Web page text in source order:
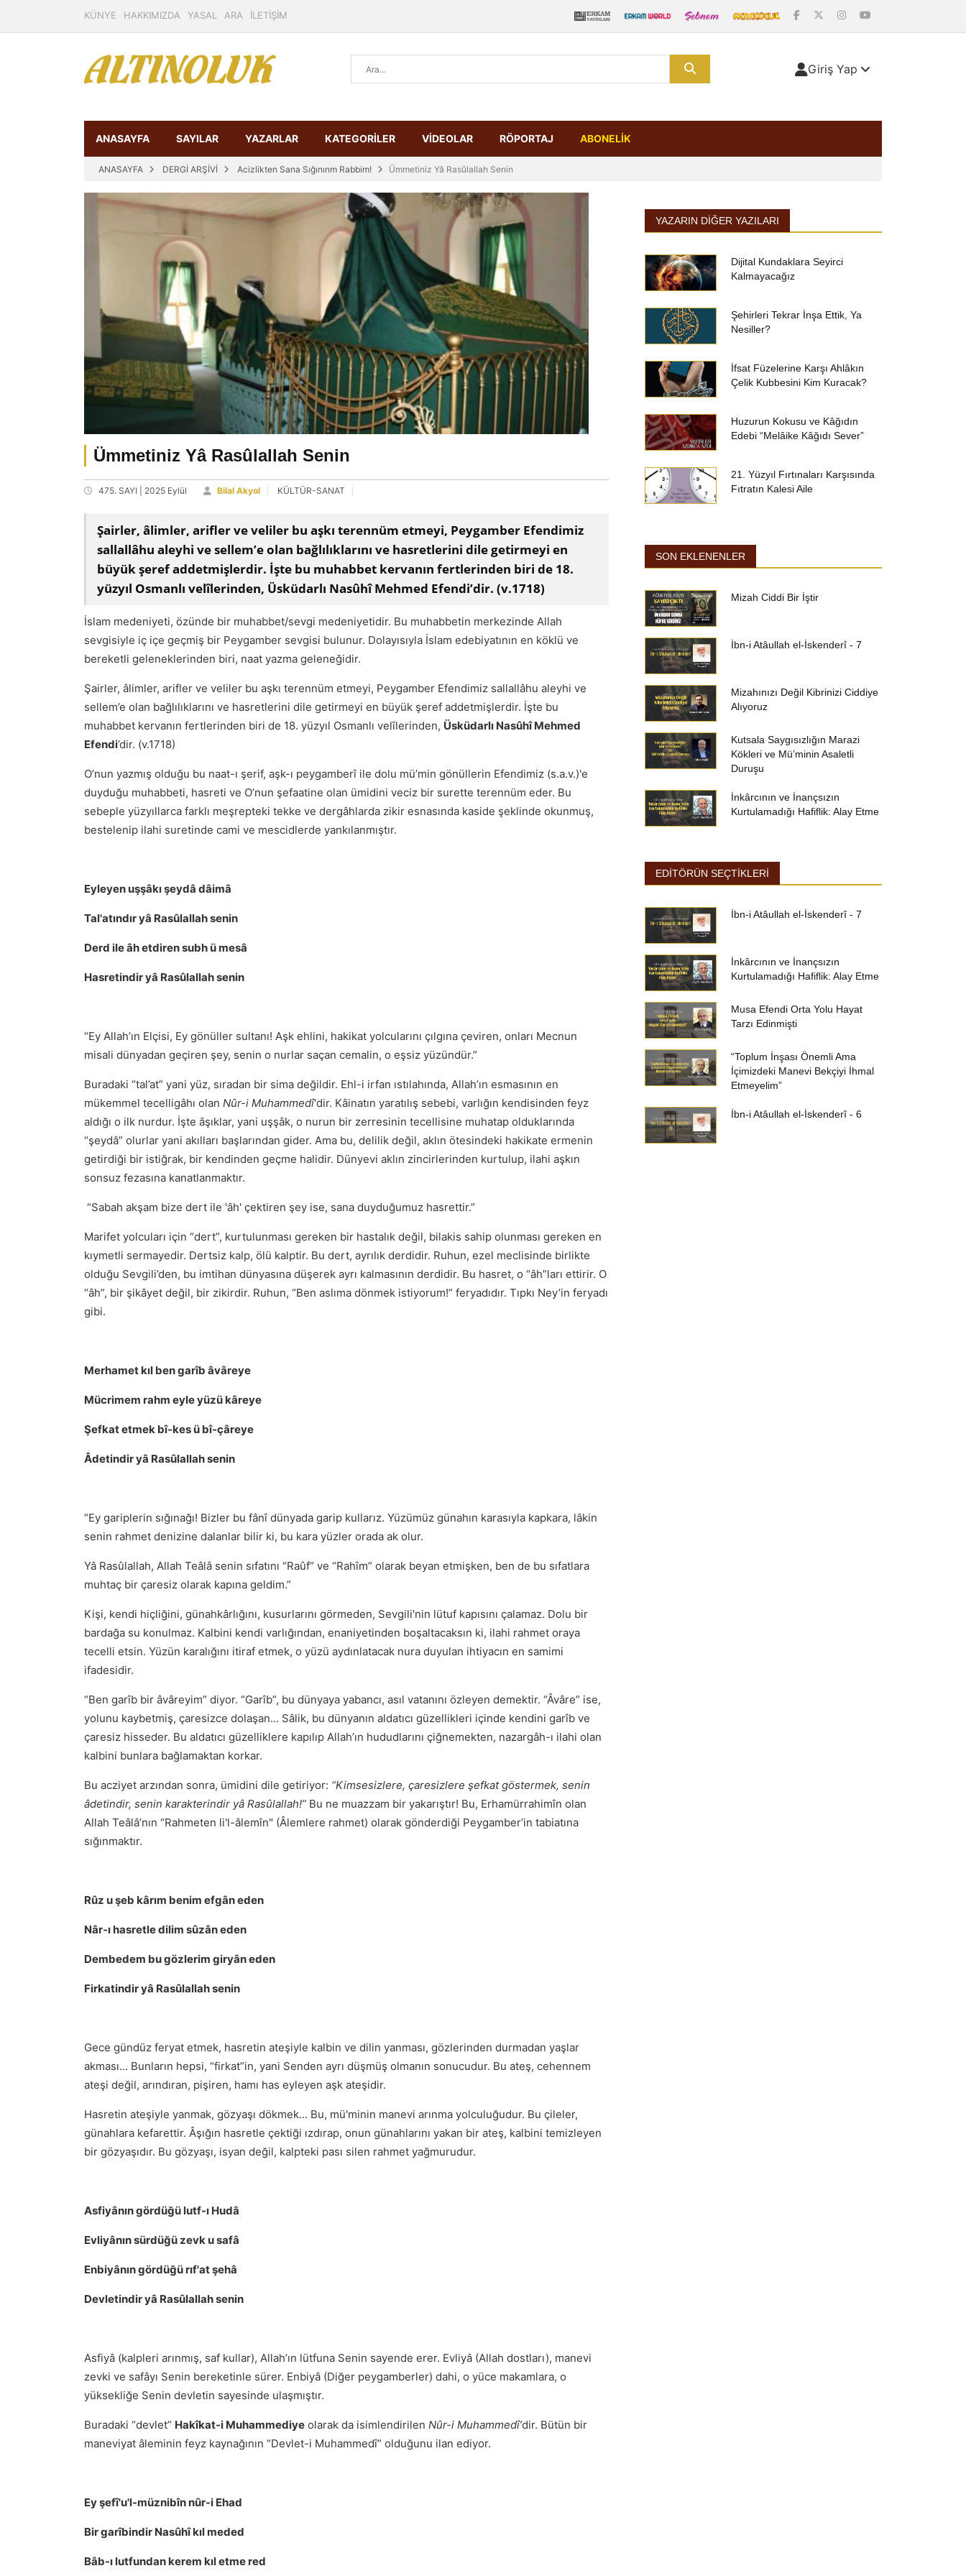
KÜNYE HAKKIMIZDA YASAL ARA İLETİŞİM
Giriş Yap
ANASAYFA SAYILAR YAZARLAR KATEGORİLER VİDEOLAR RÖPORTAJ ABONELİK
ANASAYFA DERGİ ARŞİVİ Acizlikten Sana Sığınırım Rabbim! Ümmetiniz Yâ Rasûlallah Senin
Ümmetiniz Yâ Rasûlallah Senin
475. SAYI | 2025 Eylül Bilal Akyol KÜLTÜR-SANAT
Şairler, âlimler, arifler ve veliler bu aşkı terennüm etmeyi, Peygamber Efendimiz
sallallâhu aleyhi ve sellem’e olan bağlılıklarını ve hasretlerini dile getirmeyi en
büyük şeref addetmişlerdir. İşte bu muhabbet kervanın fertlerinden biri de 18.
yüzyıl Osmanlı velîlerinden, Üsküdarlı Nasûhî Mehmed Efendi’dir. (v.1718)
İslam medeniyeti, özünde bir muhabbet/sevgi medeniyetidir. Bu muhabbetin merkezinde Allah
sevgisiyle iç içe geçmiş bir Peygamber sevgisi bulunur. Dolayısıyla İslam edebiyatının en köklü ve
bereketli geleneklerinden biri, naat yazma geleneğidir.
Şairler, âlimler, arifler ve veliler bu aşkı terennüm etmeyi, Peygamber Efendimiz sallallâhu aleyhi ve
sellem’e olan bağlılıklarını ve hasretlerini dile getirmeyi en büyük şeref addetmişlerdir. İşte bu
muhabbet kervanın fertlerinden biri de 18. yüzyıl Osmanlı velîlerinden, Üsküdarlı Nasûhî Mehmed
Efendi’dir. (v.1718)
O’nun yazmış olduğu bu naat-ı şerif, aşk-ı peygamberî ile dolu mü’min gönüllerin Efendimiz (s.a.v.)'e
duyduğu muhabbeti, hasreti ve O’nun şefaatine olan ümidini veciz bir surette terennüm eder. Bu
sebeple yüzyıllarca farklı meşrepteki tekke ve dergâhlarda zikir esnasında kaside şeklinde okunmuş,
bestelenip ilahi suretinde cami ve mescidlerde yankılanmıştır.
Eyleyen uşşâkı şeydâ dâimâ
Tal'atındır yâ Rasûlallah senin
Derd ile âh etdiren subh ü mesâ
Hasretindir yâ Rasûlallah senin
“Ey Allah’ın Elçisi, Ey gönüller sultanı! Aşk ehlini, hakikat yolcularını çılgına çeviren, onları Mecnun
misali dünyadan geçiren şey, senin o nurlar saçan cemalin, o eşsiz yüzündür.”
Buradaki “tal’at” yani yüz, sıradan bir sima değildir. Ehl-i irfan ıstılahında, Allah’ın esmasının en
mükemmel tecelligâhı olan Nûr-i Muhammedî'dir. Kâinatın yaratılış sebebi, varlığın kendisinden feyz
aldığı o ilk nurdur. İşte âşıklar, yani uşşâk, o nurun bir zerresinin tecellisine muhatap olduklarında
“şeydâ” olurlar yani akılları başlarından gider. Ama bu, delilik değil, aklın ötesindeki hakikate ermenin
getirdiği bir istiğrak, bir kendinden geçme halidir. Dünyevi aklın zincirlerinden kurtulup, ilahi aşkın
sonsuz fezasına kanatlanmaktır.
“Sabah akşam bize dert ile 'âh' çektiren şey ise, sana duyduğumuz hasrettir.”
Marifet yolcuları için “dert”, kurtulunması gereken bir hastalık değil, bilakis sahip olunması gereken en
kıymetli sermayedir. Dertsiz kalp, ölü kalptir. Bu dert, ayrılık derdidir. Ruhun, ezel meclisinde birlikte
olduğu Sevgili’den, bu imtihan dünyasına düşerek ayrı kalmasının derdidir. Bu hasret, o “âh”ları ettirir. O
“âh”, bir şikâyet değil, bir zikirdir. Ruhun, “Ben aslıma dönmek istiyorum!” feryadıdır. Tıpkı Ney’in feryadı
gibi.
Merhamet kıl ben garîb âvâreye
Mücrimem rahm eyle yüzü kâreye
Şefkat etmek bî-kes ü bî-çâreye
Âdetindir yâ Rasûlallah senin
“Ey gariplerin sığınağı! Bizler bu fânî dünyada garip kullarız. Yüzümüz günahın karasıyla kapkara, lâkin
senin rahmet denizine dalanlar bilir ki, bu kara yüzler orada ak olur.
Yâ Rasûlallah, Allah Teâlâ senin sıfatını “Raûf” ve “Rahîm” olarak beyan etmişken, ben de bu sıfatlara
muhtaç bir çaresiz olarak kapına geldim.”
Kişi, kendi hiçliğini, günahkârlığını, kusurlarını görmeden, Sevgili'nin lütuf kapısını çalamaz. Dolu bir
bardağa su konulmaz. Kalbini kendi varlığından, enaniyetinden boşaltacaksın ki, ilahi rahmet oraya
tecelli etsin. Yüzün karalığını itiraf etmek, o yüzü aydınlatacak nura duyulan ihtiyacın en samimi
ifadesidir.
“Ben garîb bir âvâreyim” diyor. “Garîb”, bu dünyaya yabancı, asıl vatanını özleyen demektir. “Âvâre” ise,
yolunu kaybetmiş, çaresizce dolaşan... Sâlik, bu dünyanın aldatıcı güzellikleri içinde kendini garîb ve
çaresiz hisseder. Bu aldatıcı güzelliklere kapılıp Allah’ın hududlarını çiğnemekten, nazargâh-ı ilahi olan
kalbini bunlara bağlamaktan korkar.
Bu acziyet arzından sonra, ümidini dile getiriyor: “Kimsesizlere, çaresizlere şefkat göstermek, senin
âdetindir, senin karakterindir yâ Rasûlallah!” Bu ne muazzam bir yakarıştır! Bu, Erhamürrahimîn olan
Allah Teâlâ’nın “Rahmeten li'l-âlemîn" (Âlemlere rahmet) olarak gönderdiği Peygamber’in tabiatına
sığınmaktır.
Rûz u şeb kârım benim efgân eden
Nâr-ı hasretle dilim sûzân eden
Dembedem bu gözlerim giryân eden
Firkatindir yâ Rasûlallah senin
Gece gündüz feryat etmek, hasretin ateşiyle kalbin ve dilin yanması, gözlerinden durmadan yaşlar
akması... Bunların hepsi, “firkat”in, yani Senden ayrı düşmüş olmanın sonucudur. Bu ateş, cehennem
ateşi değil, arındıran, pişiren, hamı has eyleyen aşk ateşidir.
Hasretin ateşiyle yanmak, gözyaşı dökmek... Bu, mü'minin manevi arınma yolculuğudur. Bu çileler,
günahlara kefarettir. Âşığın hasretle çektiği ızdırap, onun günahlarını yakan bir ateş, kalbini temizleyen
bir gözyaşıdır. Bu gözyaşı, isyan değil, kalpteki pası silen rahmet yağmurudur.
Asfiyânın gördüğü lutf-ı Hudâ
Evliyânın sürdüğü zevk u safâ
Enbiyânın gördüğü rıf'at şehâ
Devletindir yâ Rasûlallah senin
Asfiyâ (kalpleri arınmış, saf kullar), Allah’ın lütfuna Senin sayende erer. Evliyâ (Allah dostları), manevi
zevki ve safâyı Senin bereketinle sürer. Enbiyâ (Diğer peygamberler) dahi, o yüce makamlara, o
yüksekliğe Senin devletin sayesinde ulaşmıştır.
Buradaki “devlet” Hakîkat-i Muhammediye olarak da isimlendirilen Nûr-i Muhammedî’dir. Bütün bir
maneviyat âleminin feyz kaynağının “Devlet-i Muhammedî” olduğunu ilan ediyor.
Ey şefî'u'l-müznibîn nûr-i Ehad
Bir garîbindir Nasûhî kıl meded
Bâb-ı lutfundan kerem kıl etme red
YAZARIN DIĞER YAZILARI
Dijital Kundaklara Seyirci
Kalmayacağız
Şehirleri Tekrar İnşa Ettik, Ya
Nesiller?
İfsat Füzelerine Karşı Ahlâkın
Çelik Kubbesini Kim Kuracak?
Huzurun Kokusu ve Kâğıdın
Edebi “Melâike Kâğıdı Sever”
21. Yüzyıl Fırtınaları Karşısında
Fıtratın Kalesi Aile
SON EKLENENLER
Mizah Ciddi Bir İştir
İbn-i Atâullah el-İskenderî - 7
Mizahınızı Değil Kibrinizi Ciddiye
Alıyoruz
Kutsala Saygısızlığın Marazi
Kökleri ve Mü’minin Asaletli
Duruşu
İnkârcının ve İnançsızın
Kurtulamadığı Hafiflik: Alay Etme
EDİTÖRÜN SEÇTİKLERİ
İbn-i Atâullah el-İskenderî - 7
İnkârcının ve İnançsızın
Kurtulamadığı Hafiflik: Alay Etme
Musa Efendi Orta Yolu Hayat
Tarzı Edinmişti
“Toplum İnşası Önemli Ama
İçimizdeki Manevi Bekçiyi İhmal
Etmeyelim”
İbn-i Atâullah el-İskenderî - 6